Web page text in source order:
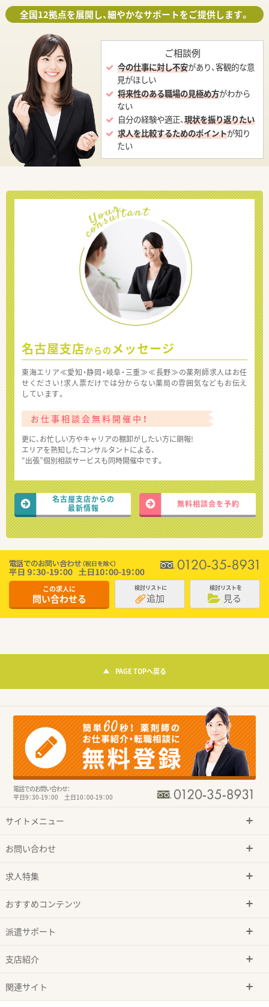
全国12拠点を展開し、細やかなサポートをご提供します。
ご相談例
今の仕事に対し不安があり、客観的な意
見がほしい
将来性のある職場の見極め方がわから
ない
自分の経験や適正、現状を振り返りたい
求人を比較するためのポイントが知り
たい
名古屋支店からの メッセージ
東海エリア≪愛知・静岡・岐阜・三重≫≪長野≫の薬剤師求人はお任
せください！求人票だけでは分からない薬局の雰囲気などもお伝え
しています。
お仕事相談会無料開催中！
更に、お忙しい方やキャリアの棚卸がしたい方に朗報!
エリアを熟知したコンサルタントによる、
“出張”個別相談サービスも同時開催中です。
名古屋支店からの
最新情報
無料相談会を予約
この求人に
問い合わせる
検討リストに
追加
検討リストを
見る
PAGE TOPへ戻る
電話でのお問い合わせ：
平日9：30-19：00 土日10：00-19：00
サイトメニュー
お問い合わせ
求人特集
おすすめコンテンツ
派遣サポート
支店紹介
関連サイト